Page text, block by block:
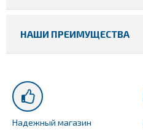
НАШИ ПРЕИМУЩЕСТВА
Надежный магазин